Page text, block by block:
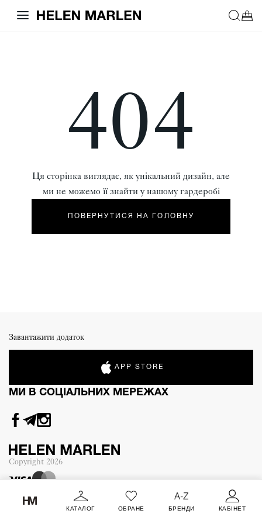
КАТАЛОГ ОБРАНЕ БРЕНДИ КАБІНЕТ
404
Ця сторінка виглядає, як унікальний дизайн, але
ми не можемо її знайти у нашому гардеробі
ПОВЕРНУТИСЯ НА ГОЛОВНУ
Завантажити додаток
APP STORE
МИ В СОЦІАЛЬНИХ МЕРЕЖАХ
Copyright 2026